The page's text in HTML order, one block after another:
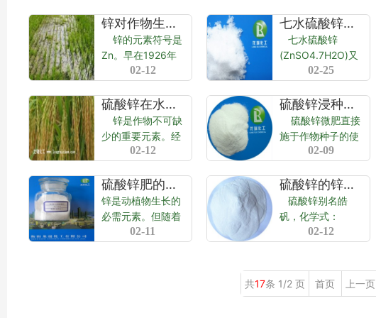
锌对作物生长的重要性
锌的元素符号是
Zn。早在1926年
就己发现锌是作物
组成元素，特别是
作物很多酶的活性
核心元素。锌是构
成酶元素，它参与
作...
02-12
七水硫酸锌的性质和用途
七水硫酸锌
(ZnSO4.7H2O)又
名锌矾或皓矾,为白
铁元素，当含有二
价铁元素过多 ，颜
色则为草绿色，当
含有三价铁元...
02-25
硫酸锌在水稻上的使用方法
锌是作物不可缺
少的重要元素。经
过调查发现虽然在
用锌肥已提倡多
年，但由于各种原
因如施用时期不
当，用量不合理等
影响，缺锌...
02-12
硫酸锌浸种育苗的方法
硫酸锌微肥直接
施于作物种子的使
用方法有3种，即
包衣。第一，拌种
先将定量的微肥用
水溶解配成稀溶液
(一般浓度在
0.02%...
02-09
硫酸锌肥的施用方法
锌是动植物生长的
必需元素。但随着
近年来杂交品种、
02-11
硫酸锌的锌知识
硫酸锌别名皓
矾，化学式：
ZnSO4，无色或白
涩。在干燥空气中
风化，280℃失去
02-12
共17条 1/2 页 首页 上一页